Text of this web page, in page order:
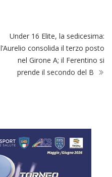
Under 16 Elite, la sedicesima:
l’Aurelio consolida il terzo posto
nel Girone A; il Ferentino si
prende il secondo del B